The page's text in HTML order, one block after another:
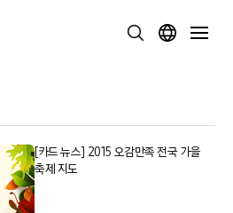
[카드 뉴스] 2015 오감만족 전국 가을
축제 지도